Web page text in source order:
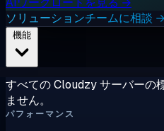
ソリューションチームに相談 →
すべての Cloudzy サーバーの
ません。
パフォーマンス